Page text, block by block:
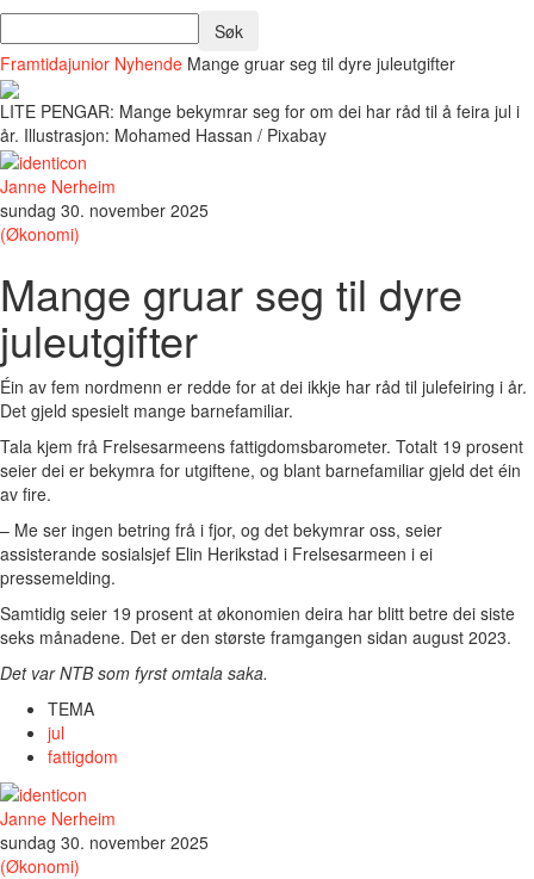
Framtidajunior Nyhende Mange gruar seg til dyre juleutgifter
LITE PENGAR: Mange bekymrar seg for om dei har råd til å feira jul i
år. Illustrasjon: Mohamed Hassan / Pixabay
Janne Nerheim
sundag 30. november 2025
(Økonomi)
Mange gruar seg til dyre
juleutgifter
Éin av fem nordmenn er redde for at dei ikkje har råd til julefeiring i år.
Det gjeld spesielt mange barnefamiliar.
Tala kjem frå Frelsesarmeens fattigdomsbarometer. Totalt 19 prosent
seier dei er bekymra for utgiftene, og blant barnefamiliar gjeld det éin
av fire.
– Me ser ingen betring frå i fjor, og det bekymrar oss, seier
assisterande sosialsjef Elin Herikstad i Frelsesarmeen i ei
pressemelding.
Samtidig seier 19 prosent at økonomien deira har blitt betre dei siste
seks månadene. Det er den største framgangen sidan august 2023.
Det var NTB som fyrst omtala saka.
TEMA
jul
fattigdom
Janne Nerheim
sundag 30. november 2025
(Økonomi)